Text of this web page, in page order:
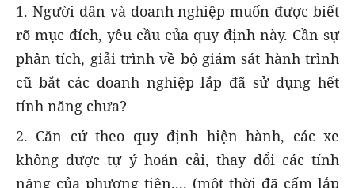
1. Người dân và doanh nghiệp muốn được biết
rõ mục đích, yêu cầu của quy định này. Cần sự
phân tích, giải trình về bộ giám sát hành trình
cũ bắt các doanh nghiệp lắp đã sử dụng hết
tính năng chưa?
2. Căn cứ theo quy định hiện hành, các xe
không được tự ý hoán cải, thay đổi các tính
năng của phương tiện.... (một thời đã cấm lắp